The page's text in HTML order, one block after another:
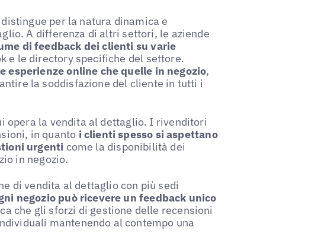
per la natura dinamica e
A differenza di altri settori, le aziende
di feedback dei clienti su varie
e le directory specifiche del settore.
esperienze online che quelle in negozio,
la soddisfazione del cliente in tutti i
opera la vendita al dettaglio. I rivenditori
in quanto i clienti spesso si aspettano
urgenti come la disponibilità dei
in negozio.
di vendita al dettaglio con più sedi
negozio può ricevere un feedback unico
che gli sforzi di gestione delle recensioni
mantenendo al contempo una